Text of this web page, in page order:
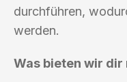
durchführen,
werden.
Was bieten wir dir